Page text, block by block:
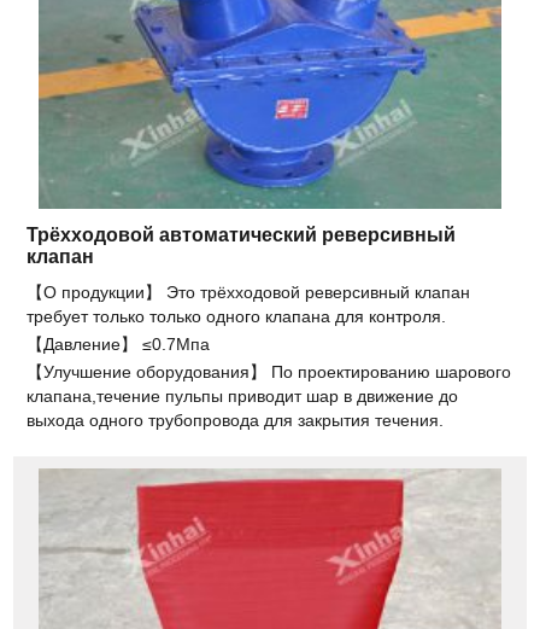
Трёхходовой автоматический реверсивный
клапан
【О продукции】 Это трёхходовой реверсивный клапан
требует только только одного клапана для контроля.
【Давление】 ≤0.7Мпа
【Улучшение оборудования】 По проектированию шарового
клапана,течение пульпы приводит шар в движение до
выхода одного трубопровода для закрытия течения.